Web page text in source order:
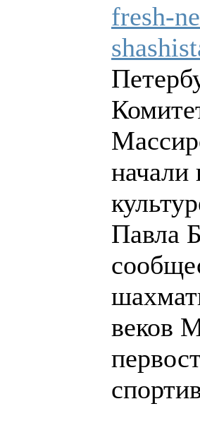
fresh-
начали
Павла
веков